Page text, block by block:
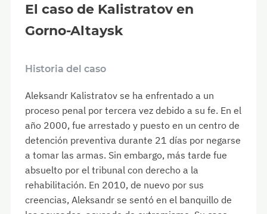
El caso de Kalistratov en
Gorno-Altaysk
Historia del caso
Aleksandr Kalistratov se ha enfrentado a un
proceso penal por tercera vez debido a su fe. En el
año 2000, fue arrestado y puesto en un centro de
detención preventiva durante 21 días por negarse
a tomar las armas. Sin embargo, más tarde fue
absuelto por el tribunal con derecho a la
rehabilitación. En 2010, de nuevo por sus
creencias, Aleksandr se sentó en el banquillo de